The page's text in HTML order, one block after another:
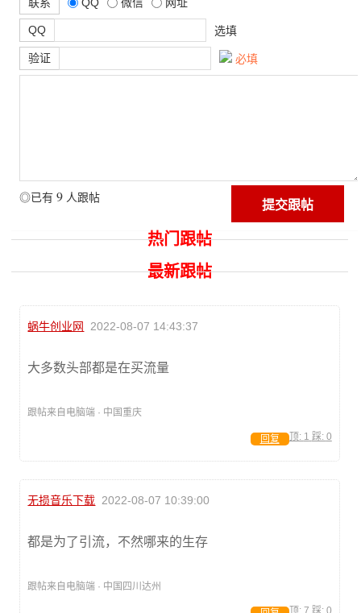
QQ 选填
验证 必填
◎已有 9 人跟帖
热门跟帖
最新跟帖
蜗牛创业网 2022-08-07 14:43:37
大多数头部都是在买流量
跟帖来自电脑端 · 中国重庆
顶: 1 踩: 0
回复
无损音乐下载 2022-08-07 10:39:00
都是为了引流，不然哪来的生存
跟帖来自电脑端 · 中国四川达州
顶: 7 踩: 0